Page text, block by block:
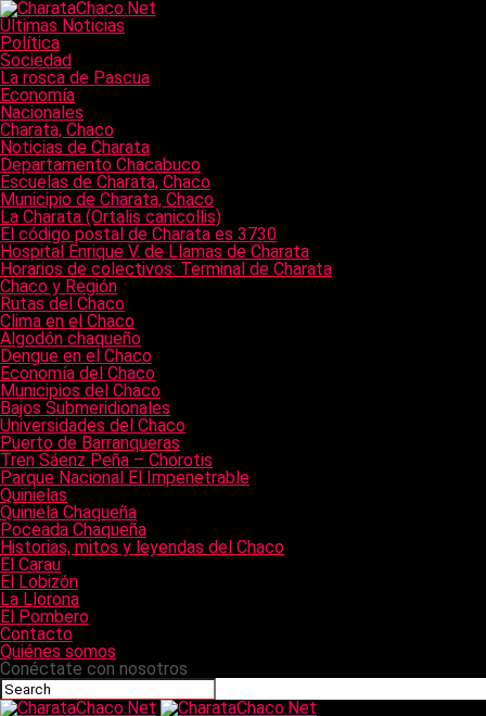
Últimas Noticias
Política
Sociedad
La rosca de Pascua
Economía
Nacionales
Charata, Chaco
Noticias de Charata
Departamento Chacabuco
Escuelas de Charata, Chaco
Municipio de Charata, Chaco
La Charata (Ortalis canicollis)
El código postal de Charata es 3730
Hospital Enrique V. de Llamas de Charata
Horarios de colectivos: Terminal de Charata
Chaco y Región
Rutas del Chaco
Clima en el Chaco
Algodón chaqueño
Dengue en el Chaco
Economía del Chaco
Municipios del Chaco
Bajos Submeridionales
Universidades del Chaco
Puerto de Barranqueras
Tren Sáenz Peña – Chorotis
Parque Nacional El Impenetrable
Quinielas
Quiniela Chaqueña
Poceada Chaqueña
Historias, mitos y leyendas del Chaco
El Carau
El Lobizón
La Llorona
El Pombero
Contacto
Quiénes somos
Conéctate con nosotros